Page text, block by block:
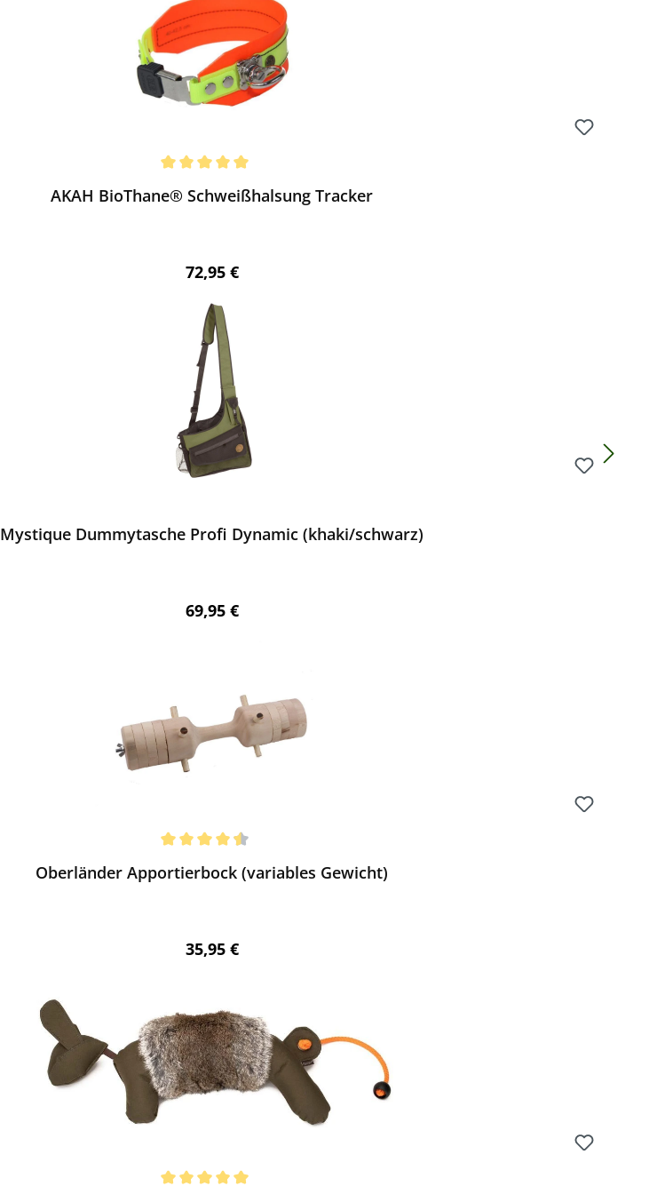
AKAH BioThane® Schweißhalsung Tracker
Regulärer Preis:
72,95 €
Mystique Dummytasche Profi Dynamic (khaki/schwarz)
Regulärer Preis:
69,95 €
Oberländer Apportierbock (variables Gewicht)
Regulärer Preis:
35,95 €